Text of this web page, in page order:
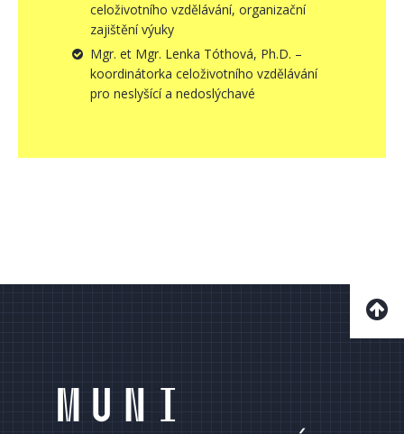
celoživotního vzdělávání, organizační
zajištění výuky
Mgr. et Mgr. Lenka Tóthová, Ph.D. –
koordinátorka celoživotního vzdělávání
pro neslyšící a nedoslýchavé